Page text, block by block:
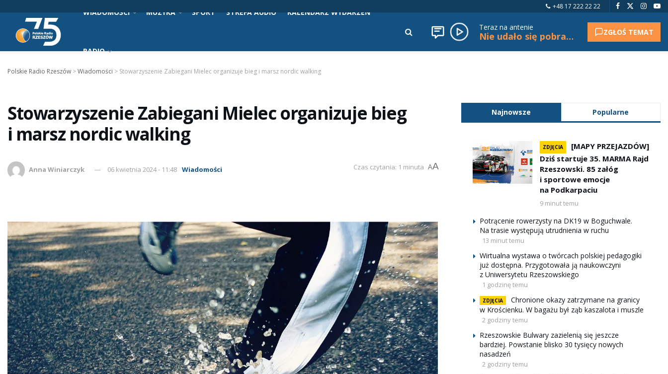
+48 17 222 22 22
WIADOMOŚCI MUZYKA SPORT STREFA AUDIO KALENDARZ WYDARZEŃ
RADIO
Teraz na antenie
Nie udało się pobrać tytułu. ZGŁOŚ TEMAT
Polskie Radio Rzeszów >Wiadomości > Stowarzyszenie Zabiegani Mielec organizuje bieg i marsz nordic walking
Stowarzyszenie Zabiegani Mielec organizuje bieg
i marsz nordic walking
Anna Winiarczyk 06 kwietnia 2024 - 11:48 Wiadomości Czas czytania: 1 minuta AA
Najnowsze Popularne
ZDJĘCIA
[MAPY PRZEJAZDÓW]
Dziś startuje 35. MARMA Rajd
Rzeszowski. 85 załóg
i sportowe emocje
na Podkarpaciu
9 minut temu
Potrącenie rowerzysty na DK19 w Boguchwale.
Na trasie występują utrudnienia w ruchu
13 minut temu
Wirtualna wystawa o twórcach polskiej pedagogiki
już dostępna. Przygotowała ją naukowczyni
z Uniwersytetu Rzeszowskiego
1 godzinę temu
ZDJĘCIA
Chronione okazy zatrzymane na granicy
w Krościenku. W bagażu był ząb kaszalota i muszle
2 godziny temu
Rzeszowskie Bulwary zazielenią się jeszcze
bardziej. Powstanie blisko 30 tysięcy nowych
nasadzeń
2 godziny temu